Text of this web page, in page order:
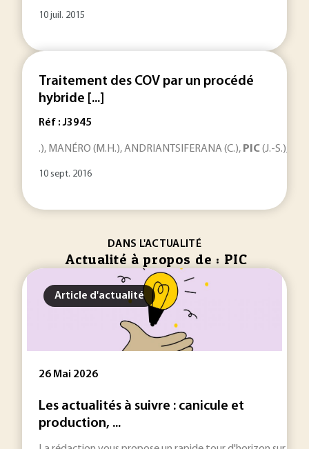
10 juil. 2015
Traitement des COV par un procédé
hybride [...]
Réf : J3945
.), MANÉRO (M.H.), ANDRIANTSIFERANA (C.), PIC (J.-S.),
10 sept. 2016
DANS L'ACTUALITÉ
Actualité à propos de : PIC
Article d'actualité
26 Mai 2026
Les actualités à suivre : canicule et
production, ...